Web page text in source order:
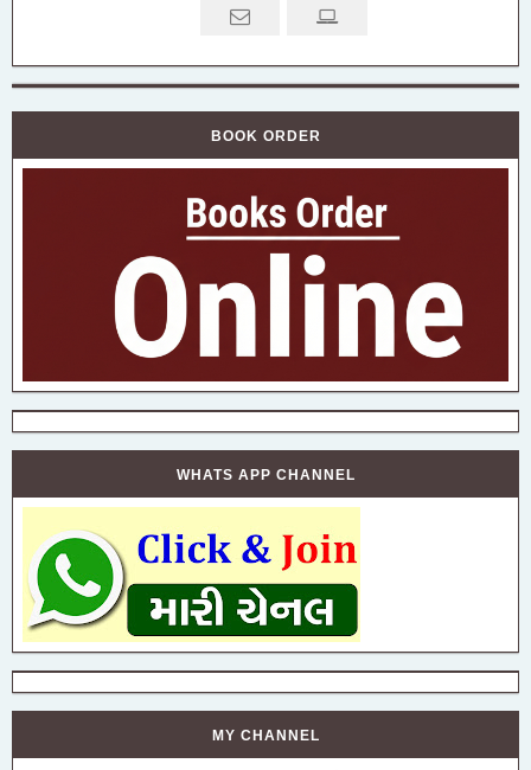
BOOK ORDER
WHATS APP CHANNEL
MY CHANNEL